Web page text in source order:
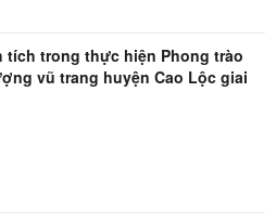
trong thực hiện Phong trào
vũ trang huyện Cao Lộc giai